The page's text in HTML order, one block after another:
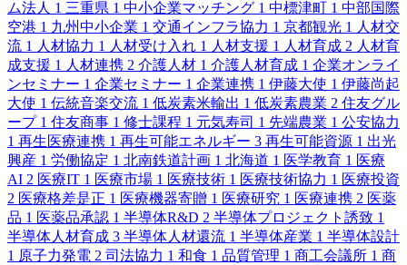
ム法人 1 三重県 1 中小企業マッチング 1 中標津町 1 中部国際
空港 1 九州中小企業 1 交通インフラ協力 1 京都観光 1 人材交
流 1 人材協力 1 人材受け入れ 1 人材支援 1 人材育成 2 人材育
成支援 1 人材連携 2 介護人材 1 介護人材育成 1 企業オンライ
ンセミナー 1 企業セミナー 1 企業連携 1 伊藤大使 1 伊藤尚起
大使 1 伝統音楽交流 1 低炭素米輸出 1 低炭素農業 2 住友グル
ープ 1 住友商事 1 修士課程 1 元気寿司 1 先端農業 1 公安協力
1 再生医療連携 1 再生可能エネルギー 3 再生可能資源 1 出光
興産 1 労働協定 1 北南鉄道計画 1 北海道 1 医学教育 1 医療
AI 2 医療IT 1 医療市場 1 医療技術 1 医療技術協力 1 医療投資
2 医療格差是正 1 医療機器寄贈 1 医療研究 1 医療連携 2 医薬
品 1 医薬品承認 1 半導体R&D 2 半導体プロジェクト誘致 1
半導体人材育成 3 半導体人材還流 1 半導体産業 1 半導体設計
1 原子力発電 2 司法協力 1 和食 1 品質管理 1 商工会議所 1 商